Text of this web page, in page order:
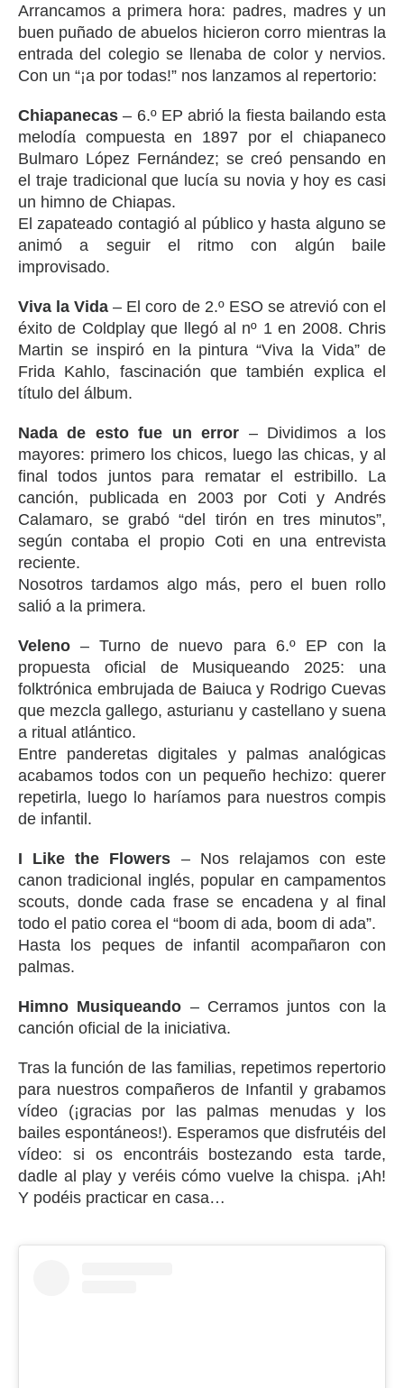
Arrancamos a primera hora: padres, madres y un
buen puñado de abuelos hicieron corro mientras la
entrada del colegio se llenaba de color y nervios.
Con un “¡a por todas!” nos lanzamos al repertorio:
Chiapanecas – 6.º EP abrió la fiesta bailando esta
melodía compuesta en 1897 por el chiapaneco
Bulmaro López Fernández; se creó pensando en
el traje tradicional que lucía su novia y hoy es casi
un himno de Chiapas.
El zapateado contagió al público y hasta alguno se
animó a seguir el ritmo con algún baile
improvisado.
Viva la Vida – El coro de 2.º ESO se atrevió con el
éxito de Coldplay que llegó al nº 1 en 2008. Chris
Martin se inspiró en la pintura “Viva la Vida” de
Frida Kahlo, fascinación que también explica el
título del álbum.
Nada de esto fue un error – Dividimos a los
mayores: primero los chicos, luego las chicas, y al
final todos juntos para rematar el estribillo. La
canción, publicada en 2003 por Coti y Andrés
Calamaro, se grabó “del tirón en tres minutos”,
según contaba el propio Coti en una entrevista
reciente.
Nosotros tardamos algo más, pero el buen rollo
salió a la primera.
Veleno – Turno de nuevo para 6.º EP con la
propuesta oficial de Musiqueando 2025: una
folktrónica embrujada de Baiuca y Rodrigo Cuevas
que mezcla gallego, asturianu y castellano y suena
a ritual atlántico.
Entre panderetas digitales y palmas analógicas
acabamos todos con un pequeño hechizo: querer
repetirla, luego lo haríamos para nuestros compis
de infantil.
I Like the Flowers – Nos relajamos con este
canon tradicional inglés, popular en campamentos
scouts, donde cada frase se encadena y al final
todo el patio corea el “boom di ada, boom di ada”.
Hasta los peques de infantil acompañaron con
palmas.
Himno Musiqueando – Cerramos juntos con la
canción oficial de la iniciativa.
Tras la función de las familias, repetimos repertorio
para nuestros compañeros de Infantil y grabamos
vídeo (¡gracias por las palmas menudas y los
bailes espontáneos!). Esperamos que disfrutéis del
vídeo: si os encontráis bostezando esta tarde,
dadle al play y veréis cómo vuelve la chispa. ¡Ah!
Y podéis practicar en casa…